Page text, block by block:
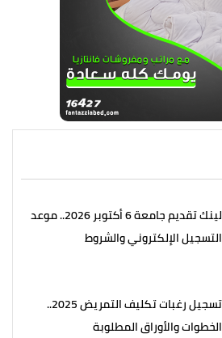
لينك تقديم جامعة 6 أكتوبر 2026.. موعد
التسجيل الإلكتروني والشروط
تسجيل رغبات تكليف التمريض 2025..
الخطوات والأوراق المطلوبة